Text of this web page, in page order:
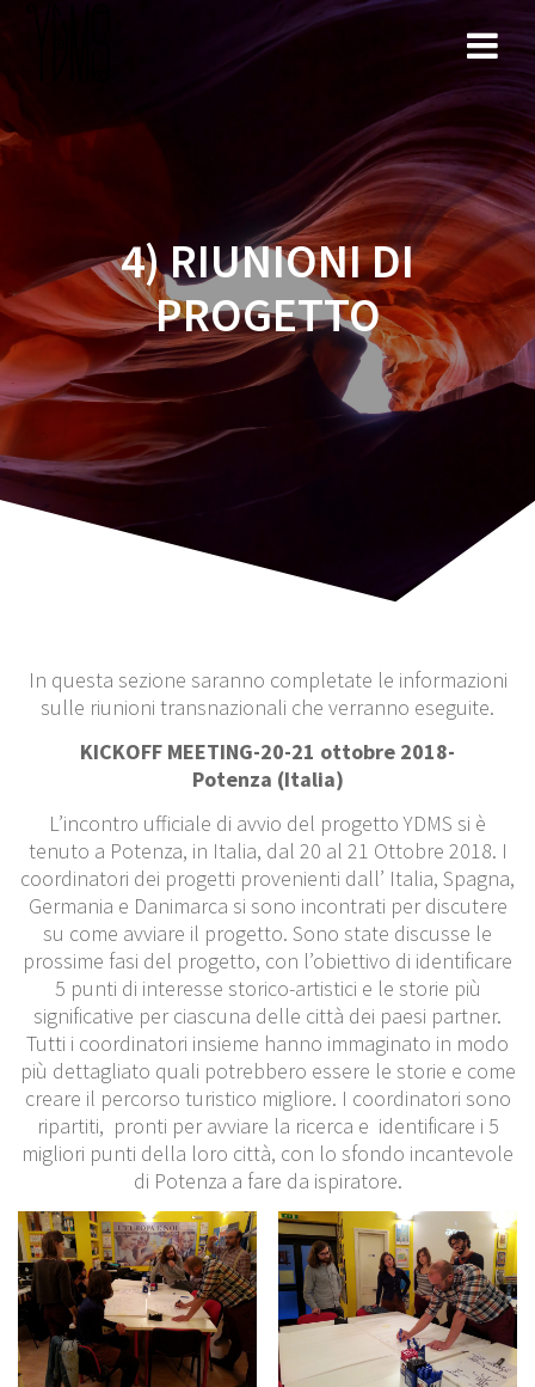
Salta
al
4) RIUNIONI DI
PROGETTO
In questa sezione saranno completate le informazioni
sulle riunioni transnazionali che verranno eseguite.
KICKOFF MEETING-20-21 ottobre 2018-
Potenza (Italia)
L’incontro ufficiale di avvio del progetto YDMS si è
tenuto a Potenza, in Italia, dal 20 al 21 Ottobre 2018. I
coordinatori dei progetti provenienti dall’ Italia, Spagna,
Germania e Danimarca si sono incontrati per discutere
su come avviare il progetto. Sono state discusse le
prossime fasi del progetto, con l’obiettivo di identificare
5 punti di interesse storico-artistici e le storie più
significative per ciascuna delle città dei paesi partner.
Tutti i coordinatori insieme hanno immaginato in modo
più dettagliato quali potrebbero essere le storie e come
creare il percorso turistico migliore. I coordinatori sono
ripartiti, pronti per avviare la ricerca e identificare i 5
migliori punti della loro città, con lo sfondo incantevole
di Potenza a fare da ispiratore.